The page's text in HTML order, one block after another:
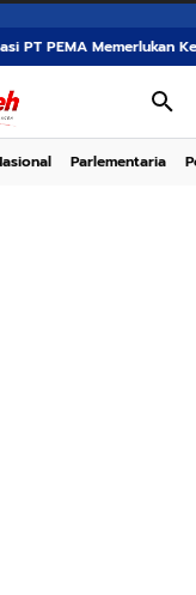
Memerlukan
Parlementaria